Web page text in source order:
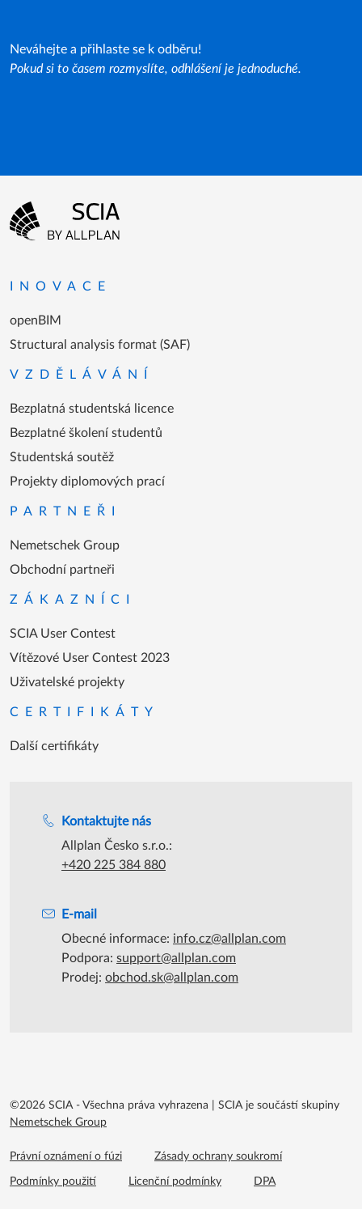
Neváhejte a přihlaste se k odběru!
Pokud si to časem rozmyslíte, odhlášení je jednoduché.
Kontaktujte nás
Allplan Česko s.r.o.:
+420 225 384 880
E-mail
Obecné informace: info.cz@allplan.com
Podpora: support@allplan.com
Prodej: obchod.sk@allplan.com
Menu patičky
INOVACE
openBIM
Structural analysis format (SAF)
VZDĚLÁVÁNÍ
Bezplatná studentská licence
Bezplatné školení studentů
Studentská soutěž
Projekty diplomových prací
PARTNEŘI
Nemetschek Group
Obchodní partneři
ZÁKAZNÍCI
SCIA User Contest
Vítězové User Contest 2023
Uživatelské projekty
CERTIFIKÁTY
Další certifikáty
©2026 SCIA - Všechna práva vyhrazena
SCIA je součástí skupiny
Nemetschek Group
Footer menu extra
Právní oznámení o fúzi Zásady ochrany soukromí
Podmínky použití Licenční podmínky DPA